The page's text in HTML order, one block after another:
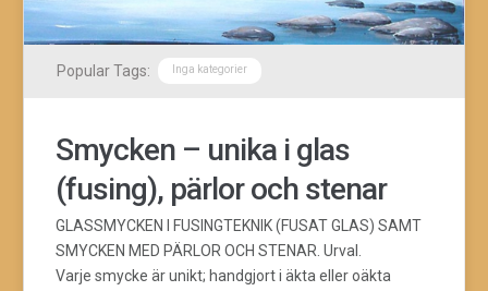
Popular Tags: Inga kategorier
Smycken – unika i glas
(fusing), pärlor och stenar
GLASSMYCKEN I FUSINGTEKNIK (FUSAT GLAS) SAMT
SMYCKEN MED PÄRLOR OCH STENAR. Urval.
Varje smycke är unikt; handgjort i äkta eller oäkta